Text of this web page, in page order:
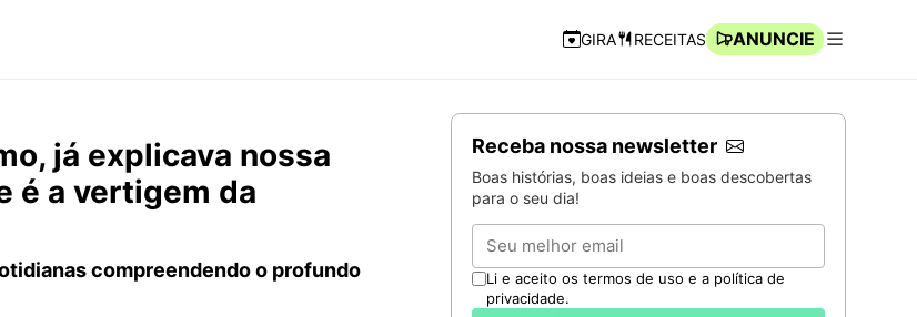
Navegação Rápida
GIRA RECEITAS
ANUNCIE
já explicava nossa
é a vertigem da
compreendendo o profundo
Receba nossa newsletter
Boas histórias, boas ideias e boas descobertas
para o seu dia!
Email
Li e aceito os termos de uso e a política de
privacidade.